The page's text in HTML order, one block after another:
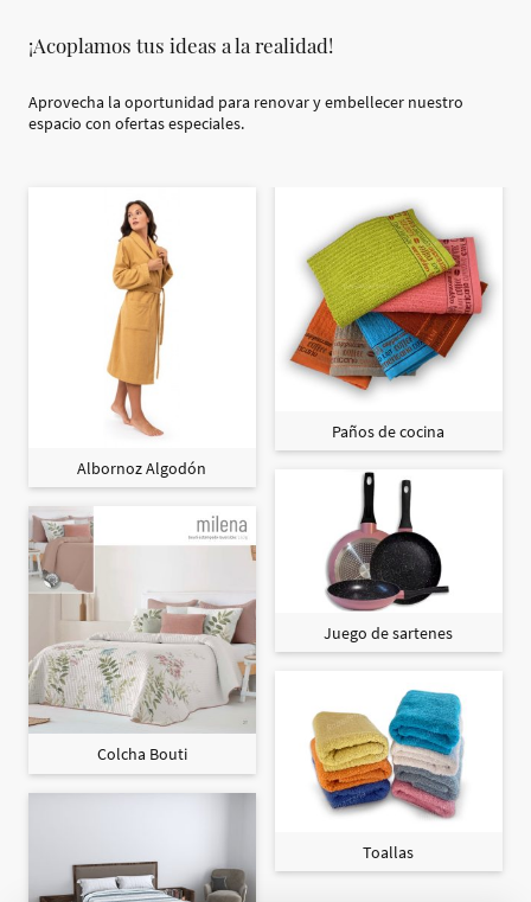
¡Acoplamos tus ideas a la realidad!
Aprovecha la oportunidad para renovar y embellecer nuestro
espacio con ofertas especiales.
Albornoz Algodón
Colcha Bouti
Paños de cocina
Juego de sartenes
Toallas